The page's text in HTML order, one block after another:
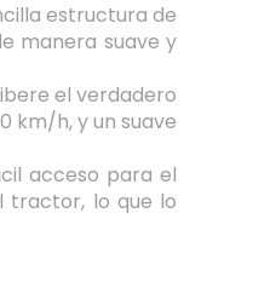
estructura de
manera suave y
el verdadero
km/h, y un suave
acceso para el
tractor, lo que lo